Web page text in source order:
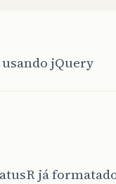
jQuery
já